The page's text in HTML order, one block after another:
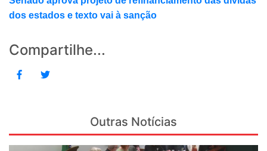
dos estados e texto vai à sanção
Compartilhe...
Outras Notícias